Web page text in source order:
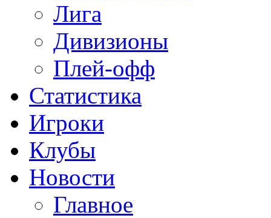
Лига
Дивизионы
Плей-офф
Статистика
Игроки
Клубы
Новости
Главное